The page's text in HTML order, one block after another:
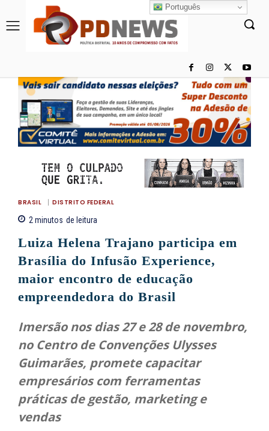
BRASIL DISTRITO FEDERAL
2minutos de leitura
Luiza Helena Trajano participa em
Brasília do Infusão Experience,
maior encontro de educação
empreendedora do Brasil
Imersão nos dias 27 e 28 de novembro,
no Centro de Convenções Ulysses
Guimarães, promete capacitar
empresários com ferramentas
práticas de gestão, marketing e
vendas
Português